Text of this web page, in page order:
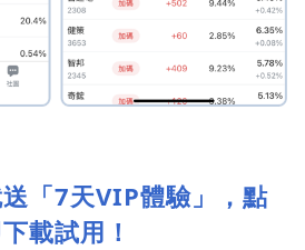
「7天VIP體驗」，點
載試用！